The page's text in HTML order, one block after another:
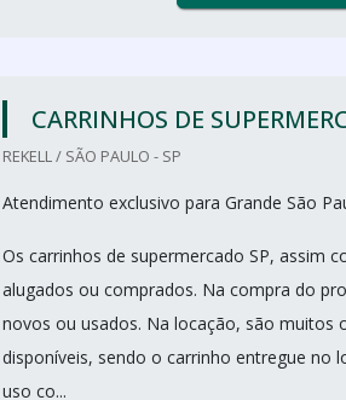
CARRINHOS DE
REKELL / SÃO PAULO - SP
Atendimento exclusivo para Grande São
Os carrinhos de supermercado SP, assim
alugados ou comprados. Na compra do
novos ou usados. Na locação, são muitos
disponíveis, sendo o carrinho entregue no
uso co...